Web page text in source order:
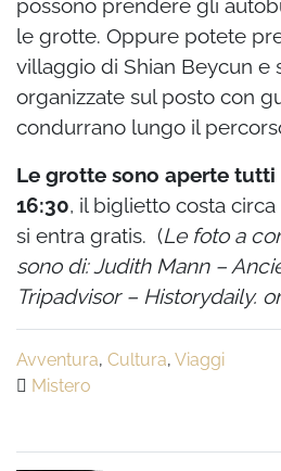
possono prendere gli
le grotte. Oppure potete
villaggio di Shian Beycun e
organizzate sul posto con
condurrano lungo il
Le grotte sono aperte
16:30, il biglietto costa
si entra gratis. (Le foto a
sono di: Judith Mann –
Tripadvisor – Historydaily.
Avventura, Cultura, Viaggi
Mistero